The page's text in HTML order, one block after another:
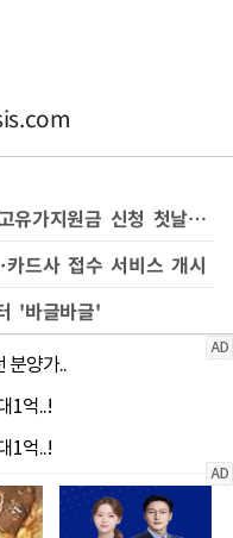
"고기라도 사 먹으려고요"…2차 고유가지원금 신청 첫날 '북새통'(종합)
드사 접수 서비스 개시
'바글바글'